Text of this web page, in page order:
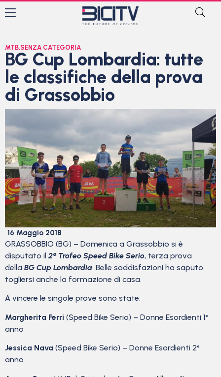
MTB,SENZA CATEGORIA
BG Cup Lombardia: tutte
le classifiche della prova
di Grassobbio
16 Maggio 2018
GRASSOBBIO (BG) – Domenica a Grassobbio si è
disputato il 2° Trofeo Speed Bike Serio, terza prova
della BG Cup Lombardia. Belle soddisfazioni ha saputo
togliersi anche la formazione di casa.
A vincere le singole prove sono state:
Margherita Ferri (Speed Bike Serio) – Donne Esordienti 1°
anno
Jessica Nava (Speed Bike Serio) – Donne Esordienti 2°
anno